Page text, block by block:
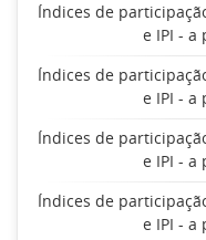
Índices de
e IPI - a
Índices de
e IPI - a
Índices de
e IPI - a
Índices de
e IPI - a